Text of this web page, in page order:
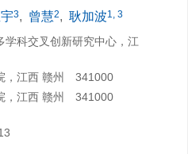
3, 曾慧2, 耿加波1, 3
学科交叉创新研究中心，江
，江西 赣州 341000
，江西 赣州 341000